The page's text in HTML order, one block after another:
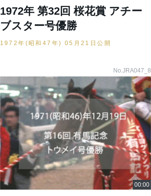
1972年 第32回 桜花賞 アチー
ブスター号優勝
1972年(昭和47年) 05月21日公開
No.JRA047_8